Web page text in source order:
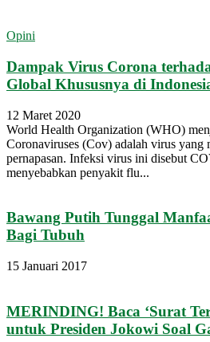
Opini
Dampak Virus Corona
Global Khususnya di
12 Maret 2020
World Health Organization (WHO)
Coronaviruses (Cov) adalah virus yang
pernapasan. Infeksi virus ini disebut
menyebabkan penyakit flu...
Bawang Putih Tunggal
Bagi Tubuh
15 Januari 2017
MERINDING! Baca ‘Surat
untuk Presiden Jokowi Soal